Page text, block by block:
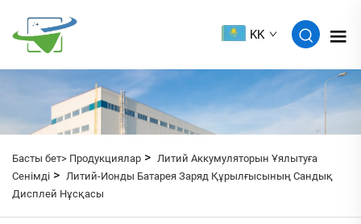
KK
Басты бет> Продукциялар > Литий Аккумуляторын Ұялытуға
Сенімді > Литий-Ионды Батарея Заряд Құрылғысының Сандық
Дисплей Нұсқасы